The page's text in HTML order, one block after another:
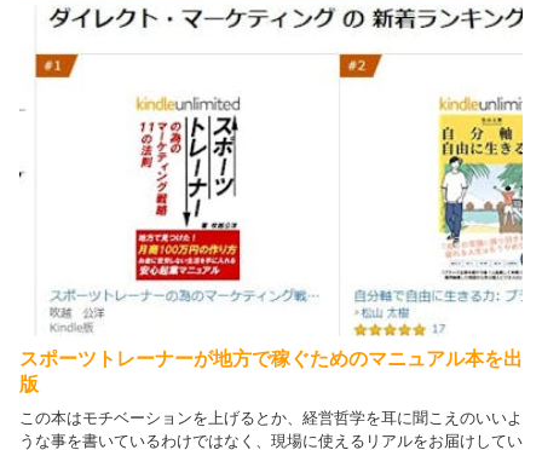
スポーツトレーナーが地方で稼ぐためのマニュアル本を出
版
この本はモチベーションを上げるとか、経営哲学を耳に聞こえのいいよ
うな事を書いているわけではなく、現場に使えるリアルをお届けしてい